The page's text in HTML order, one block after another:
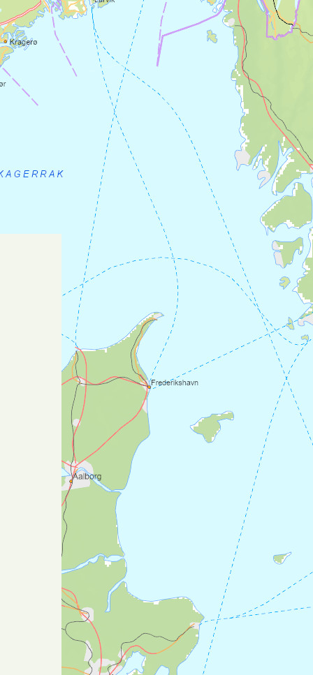
og var en gang kirkestedet til kommunen.
På Ler nedenfor Kirkflå finner man
dagligvarebutikkCoop Prix Ler
. Avstand
fra Østerdalsleden er 2.5 km.
Overnatting ved
Kirkflå/Ler:
Heimvollen
Smia på Kirkflå
Dag 8: (15 km) Kirkflå - Rødde
Dagen starter bratt og myrlendt. Men etter
noen km, flater det ut og det blir lettere å
gå. Pilegrimsleden passerer over
Vassfjellet ved Øyvindtjønna på etappens
høyeste punkt (520 moh). Ved
Øyvindtjønnasto det et kapell i
middelalderen. Like ved renner St. Evens
kilden, som historiene forteller hadde
undergjørende vann. For Østerdalsleden er
også dette stedet kalt feginsbrekka
(gledesbakken), siden dette er det første
stedet hvor det er mulig å få øye på
Nidarosdomen, pilegrimens endelige mål
for vandringen. Ved Øyvindtjønna er det